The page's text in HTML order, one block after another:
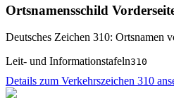
Ortsnamensschild
Deutsches Zeichen 310: Ortsnamen
Leit- und Informationstafeln310
Details zum Verkehrszeichen 310